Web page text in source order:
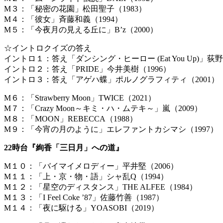
M３：「秘密の花園」松田聖子（1983）
M４：「彼女」斉藤和義（1994）
M５：「今夜月の見える丘に」B’z（2000）
☆イントロクイズの答え
イントロ１：答え「ダンシング
イントロ２：答え「PRIDE」今井美樹（1996）
イントロ３：答え「アゲハ蝶」ポルノグラフィティ（2001）
M６：「Strawberry Moon」TWICE（2021）
M７：「Crazy Moon～キミ・ハ・ムテキ～」嵐（2009）
M８：「MOON」REBECCA（1988）
M９：「今宵の月のように」エレファントカシマシ（1997）
22時台『絢香「三日月」への道』
M１０：「バイマイメロディー」平井堅（2006）
M１１：「上・京・物・語」シャ乱Q（1994）
M１２：「星空のディスタンス」THE ALFEE（1984）
M１３：「I Feel Coke ’87」佐藤竹善（1987）
M１４：「夜に駆ける」YOASOBI（2019）